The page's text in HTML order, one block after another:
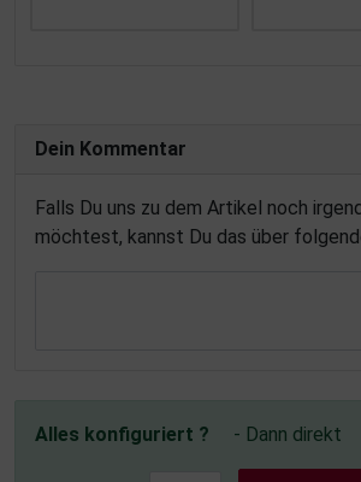
Dein Kommentar
Falls Du uns zu dem Artikel noch
möchtest, kannst Du das über
Alles konfiguriert ? - Dann direkt